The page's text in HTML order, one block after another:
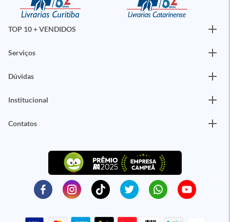
TOP 10 + VENDIDOS
Serviços
Dúvidas
Institucional
Contatos